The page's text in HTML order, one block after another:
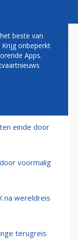
bedrijf:
einde door
voormalig
na wereldreis
terugreis
beste van
Krijg onbeperkt
Apps.